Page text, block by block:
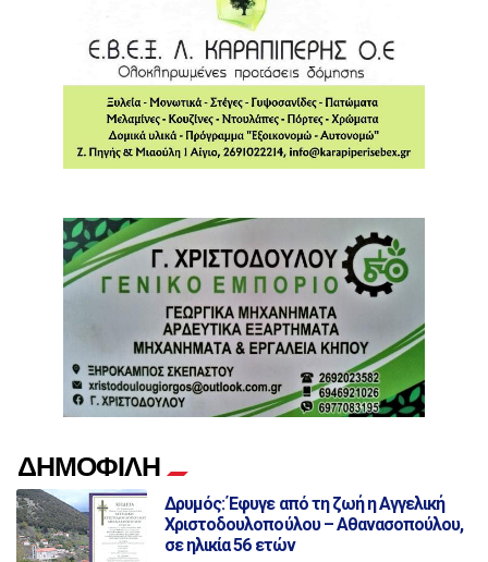
ΔΗΜΟΦΙΛΗ
Δρυμός: Έφυγε από τη ζωή η Αγγελική
Χριστοδουλοπούλου – Αθανασοπούλου,
σε ηλικία 56 ετών